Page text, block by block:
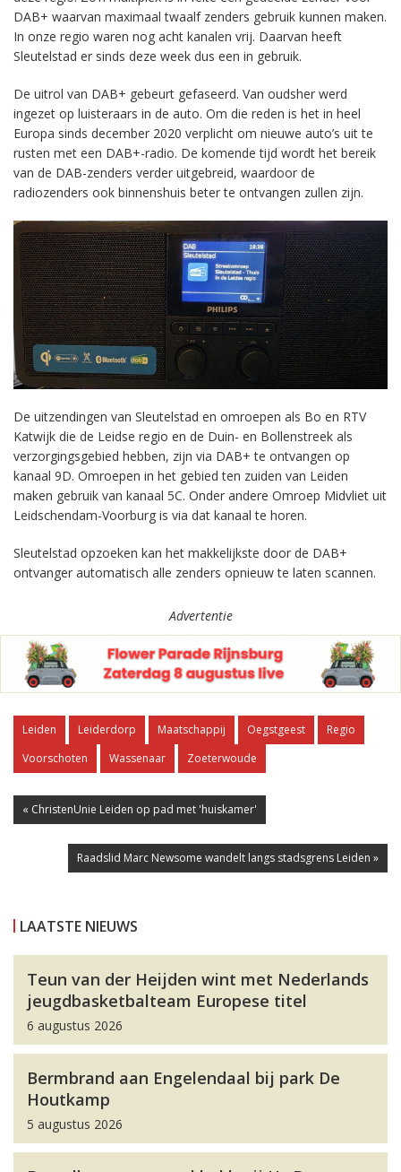
DAB+ waarvan maximaal twaalf zenders gebruik kunnen maken.
In onze regio waren nog acht kanalen vrij. Daarvan heeft
Sleutelstad er sinds deze week dus een in gebruik.
De uitrol van DAB+ gebeurt gefaseerd. Van oudsher werd
ingezet op luisteraars in de auto. Om die reden is het in heel
Europa sinds december 2020 verplicht om nieuwe auto’s uit te
rusten met een DAB+-radio. De komende tijd wordt het bereik
van de DAB-zenders verder uitgebreid, waardoor de
radiozenders ook binnenshuis beter te ontvangen zullen zijn.
De uitzendingen van Sleutelstad en omroepen als Bo en RTV
Katwijk die de Leidse regio en de Duin- en Bollenstreek als
verzorgingsgebied hebben, zijn via DAB+ te ontvangen op
kanaal 9D. Omroepen in het gebied ten zuiden van Leiden
maken gebruik van kanaal 5C. Onder andere Omroep Midvliet uit
Leidschendam-Voorburg is via dat kanaal te horen.
Sleutelstad opzoeken kan het makkelijkste door de DAB+
ontvanger automatisch alle zenders opnieuw te laten scannen.
Advertentie
Leiden Leiderdorp Maatschappij Oegstgeest
Regio
Voorschoten
Wassenaar Zoeterwoude
« ChristenUnie Leiden op pad met 'huiskamer'
Raadslid Marc Newsome wandelt langs stadsgrens Leiden »
LAATSTE NIEUWS
Teun van der Heijden wint met Nederlands
jeugdbasketbalteam Europese titel
6 augustus 2026
Bermbrand aan Engelendaal bij park De
Houtkamp
5 augustus 2026